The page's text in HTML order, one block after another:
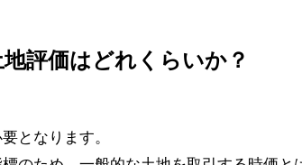
評価はどれくらいか？
となります。